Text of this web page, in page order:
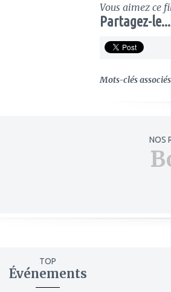
Vous aimez ce
Partagez-le...
Mots-clés
NOS
TOP
Événements